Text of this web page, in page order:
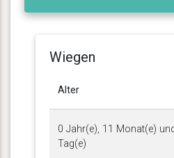
Wiegen
Alter
0 Jahr(e), 11 Monat(e)
Tag(e)